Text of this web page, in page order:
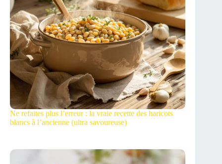
Ne refaites plus l’erreur : la vraie recette des haricots
blancs à l’ancienne (ultra savoureuse)